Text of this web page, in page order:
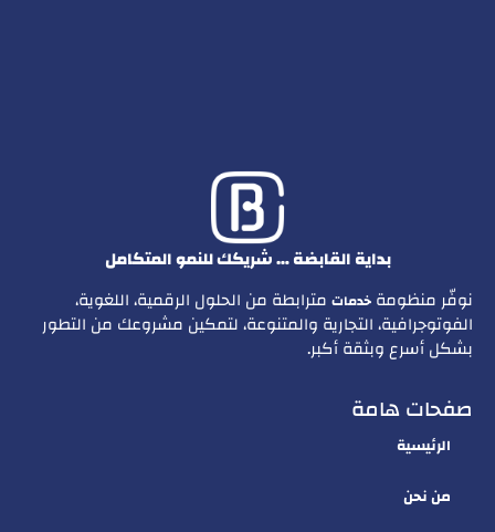
بداية القابضة … شريكك للنمو المتكامل
نوفّر منظومة خدمات مترابطة من الحلول الرقمية، اللغوية،
الفوتوجرافية، التجارية والمتنوعة، لتمكين مشروعك من التطور
بشكل أسرع وبثقة أكبر.
صفحات هامة
الرئيسية
من نحن